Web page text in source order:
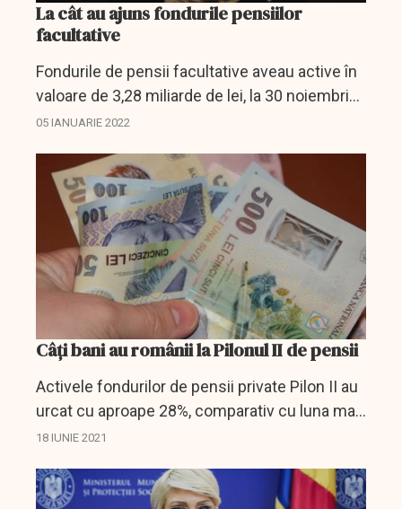
La cât au ajuns fondurile pensiilor
facultative
Fondurile de pensii facultative aveau active în
valoare de 3,28 miliarde de lei, la 30 noiembrie
2021, în creştere cu 15% comparativ cu nivelul
05 IANUARIE 2022
Câți bani au românii la Pilonul II de pensii
Activele fondurilor de pensii private Pilon II au
urcat cu aproape 28%, comparativ cu luna mai
din 2020.
18 IUNIE 2021